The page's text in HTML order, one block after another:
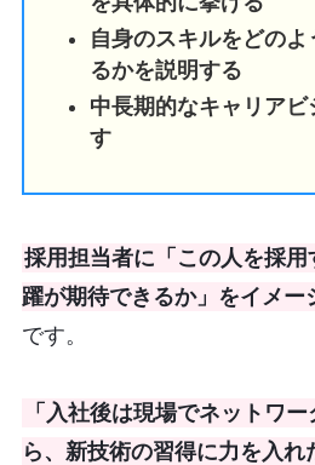
自身のスキルをどの
るかを説明する
中長期的なキャリア
す
採用担当者に「この人を採
躍が期待できるか」をイメー
です。
「入社後は現場でネットワ
ら、新技術の習得に力を入